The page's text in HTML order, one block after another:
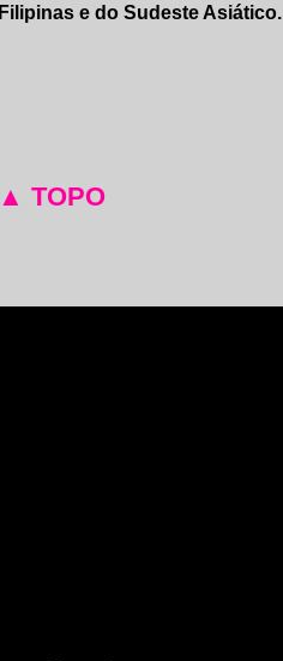
Filipinas e do Sudeste Asiático.
▲ TOPO